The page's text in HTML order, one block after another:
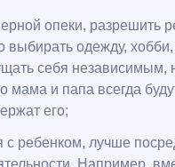
опеки, разрешить
выбирать одежду, хобби,
себя независимым,
мама и папа всегда
его;
ребенком, лучше
Например,